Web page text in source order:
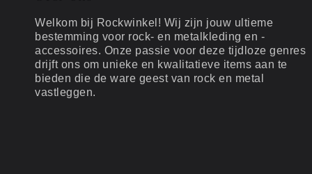
Welkom bij Rockwinkel! Wij zijn jouw ultieme
bestemming voor rock- en metalkleding en -
accessoires. Onze passie voor deze tijdloze genres
drijft ons om unieke en kwalitatieve items aan te
bieden die de ware geest van rock en metal
vastleggen.